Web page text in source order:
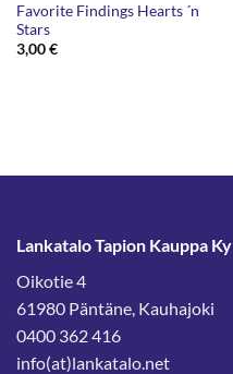
Favorite Findings Hearts ´n
Stars
3,00€
Lankatalo Tapion Kauppa Ky
Oikotie 4
61980 Päntäne, Kauhajoki
0400 362 416
info(at)lankatalo.net